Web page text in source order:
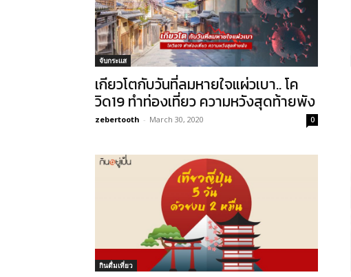
จับกระแส
เกียวโตกับวันที่ลมหายใจแผ่วเบา.. โค
วิด19 ทำท่องเที่ยว ความหวังสุดท้ายพัง
zebertooth - March 30, 2020 0
กินดื่มเที่ยว